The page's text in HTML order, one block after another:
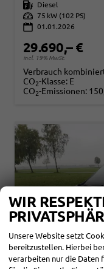
Kraftstoff
Diesel
Leistung 75 kW (102 PS)
01.01.2026
29.690,– €
incl. 19% MwSt.
Verbrauch
CO2-Klasse: E
CO2-Emissionen:
WIR
Unsere Website setzt
bereitzustellen. Hierbei
verarbeiten nur die Daten